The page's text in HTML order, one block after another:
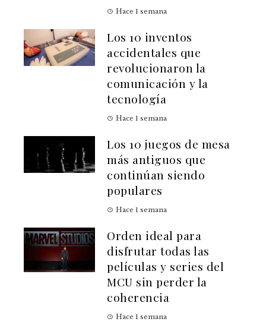
Hace 1 semana
Los 10 inventos
accidentales que
revolucionaron la
comunicación y la
tecnología
Hace 1 semana
Los 10 juegos de mesa
más antiguos que
continúan siendo
populares
Hace 1 semana
Orden ideal para
disfrutar todas las
películas y series del
MCU sin perder la
coherencia
Hace 1 semana